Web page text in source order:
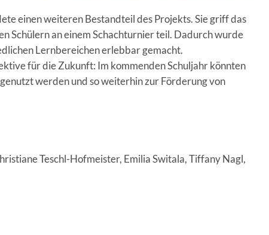
einen weiteren Bestandteil des Projekts. Sie griff das
Schülern an einem Schachturnier teil. Dadurch wurde
Lernbereichen erlebbar gemacht.
für die Zukunft: Im kommenden Schuljahr könnten
werden und so weiterhin zur Förderung von
Teschl-Hofmeister, Emilia Switala, Tiffany Nagl,